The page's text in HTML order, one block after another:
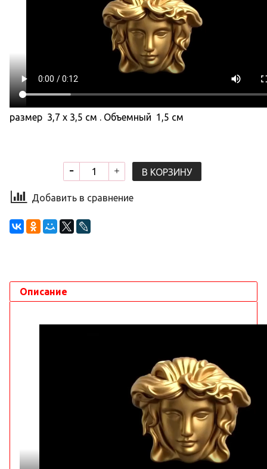
размер 3,7 х 3,5 см . Объемный 1,5 см
В КОРЗИНУ
Добавить в сравнение
Описание